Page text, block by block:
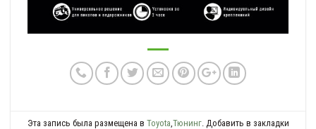
Эта запись была размещена в Toyota Тюнинг. Добавить в закладки